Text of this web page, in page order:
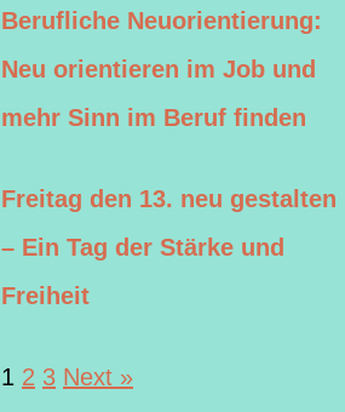
Berufliche Neuorientierung:
Neu orientieren im Job und
mehr Sinn im Beruf finden
Freitag den 13. neu gestalten
– Ein Tag der Stärke und
Freiheit
1 2 3 Next »